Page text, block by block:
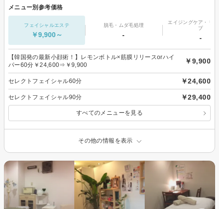
メニュー別参考価格
フェイシャルエステ
￥9,900～
脱毛・ムダ毛処理
-
エイジングケア・リ
プ
-
【韓国発の最新小顔術！】レモンボトル×筋膜リリースorハイ
パー60分￥24,600⇒￥9,900
￥9,900
セレクトフェイシャル60分 ￥24,600
セレクトフェイシャル90分 ￥29,400
すべてのメニューを見る
その他の情報を表示